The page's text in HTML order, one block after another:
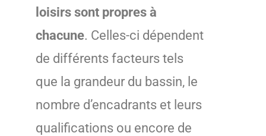
loisirs sont propres à
chacune. Celles-ci dépendent
de différents facteurs tels
que la grandeur du bassin, le
nombre d’encadrants et leurs
qualifications ou encore de